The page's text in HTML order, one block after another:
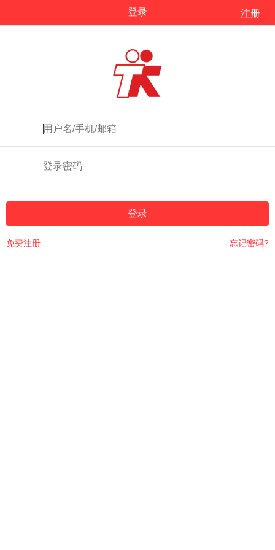
登录 注册
登录
免费注册 忘记密码?